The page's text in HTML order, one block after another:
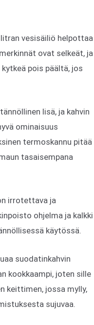
vesisäiliö helpottaa
ovat selkeät, ja
pois päältä, jos
lisä, ja kahvin
ominaisuus
termoskannu pitää
tasaisempana
irrotettava ja
ohjelma ja kalkki
käytössä.
suodatinkahvin
kookkaampi, joten sille
keittimen, jossa mylly,
sujuvaa.